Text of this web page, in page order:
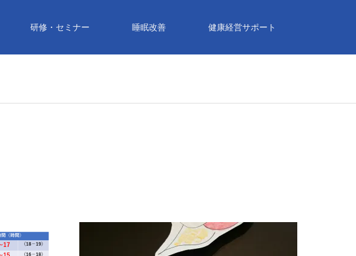
研修・セミナー 睡眠改善 健康経営サポート